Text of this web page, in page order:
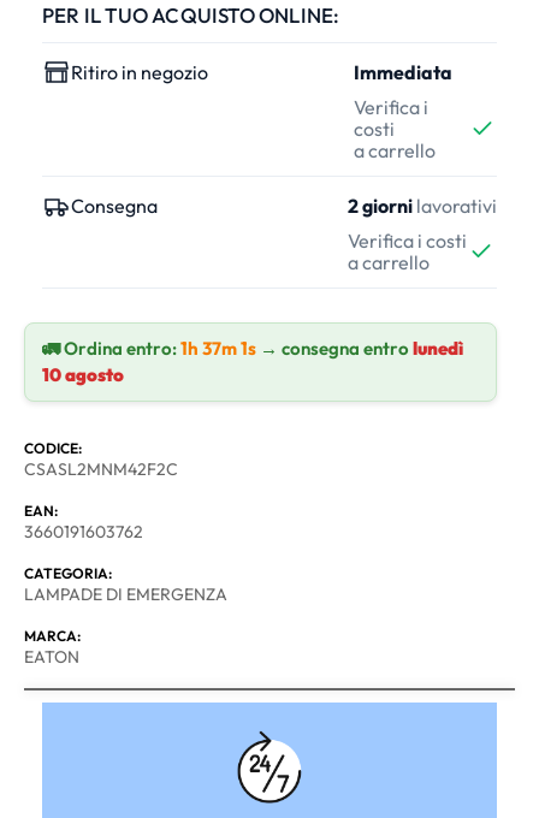
PER IL TUO ACQUISTO ONLINE:
Ritiro in negozio
Immediata
Verifica i
costi
a carrello
Consegna 2 giorni lavorativi
Verifica i costi
a carrello
🚛 Ordina entro:1h 37m 0s → consegna entrolunedì
10 agosto
CODICE:
CSASL2MNM42F2C
EAN:
3660191603762
CATEGORIA:
LAMPADE DI EMERGENZA
MARCA:
EATON